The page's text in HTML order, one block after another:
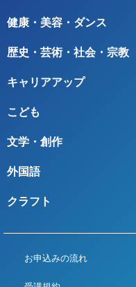
健康・美容・ダンス
歴史・芸術・社会・宗教
キャリアアップ
こども
文学・創作
外国語
クラフト
お申込みの流れ